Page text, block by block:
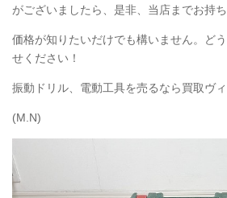
がございましたら、是非、当店までお持
価格が知りたいだけでも構いません。ど
せください！
振動ドリル、電動工具を売るなら買取ヴィ
(M.N)